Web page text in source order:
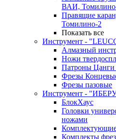
ВАИ,
Правящие
Томилино-2
Показать все
Инструмент -
Алмазный
Ножи
Патроны
Фрезы
Фрезы пазовые
Инструмент -
БлокХаус
Головки
ножами
Комплекты фрез